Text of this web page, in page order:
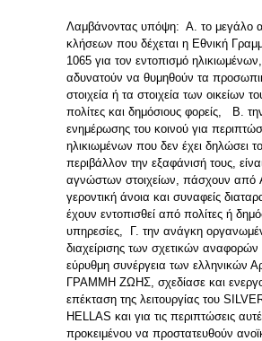
Λαμβάνοντας υπόψη: Α. το μεγάλο
κλήσεων που δέχεται η Εθνική
1065 για τον εντοπισμό
αδυνατούν να θυμηθούν τα
στοιχεία ή τα στοιχεία των οικείων
πολίτες και δημόσιους φορείς, Β.
ενημέρωσης του κοινού για
ηλικιωμένων που δεν έχει δηλώσει
περιβάλλον την εξαφάνισή τους, είναι
αγνώστων στοιχείων, πάσχουν από
γεροντική άνοια και συναφείς
έχουν εντοπισθεί από πολίτες ή
υπηρεσίες, Γ. την ανάγκη
διαχείρισης των σχετικών αναφορών
εύρυθμη συνέργεια των ελληνικών
ΓΡΑΜΜΗ ΖΩΗΣ, σχεδίασε και
επέκταση της λειτουργίας του
HELLAS και για τις περιπτώσεις
προκειμένου να προστατευθούν